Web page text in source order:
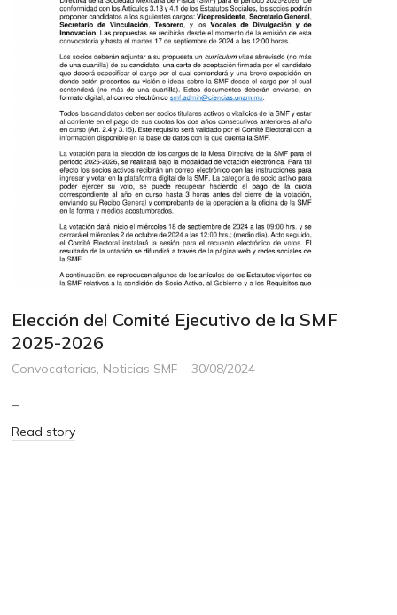
Elección del Comité Ejecutivo de la SMF
2025-2026
Convocatorias, Noticias SMF 30/08/2024
–
Read story